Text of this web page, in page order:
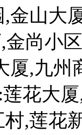
金山大
金尚小
厦,九
花大
,莲花